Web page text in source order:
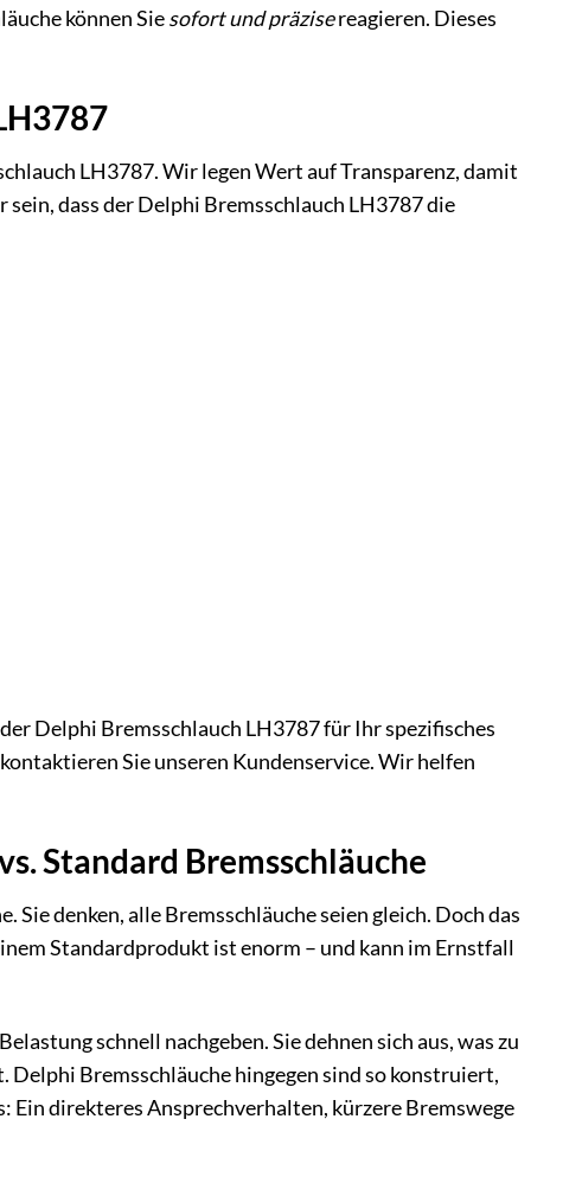
können Siesofort und präzisereagieren. Dieses
LH3787. Wir legen Wert auf Transparenz, damit
dass der Delphi Bremsschlauch LH3787 die
Delphi Bremsschlauch LH3787 für Ihr spezifisches
Sie unseren Kundenservice. Wir helfen
Standard Bremsschläuche
denken, alle Bremsschläuche seien gleich. Doch das
Standardprodukt ist enorm – und kann im Ernstfall
schnell nachgeben. Sie dehnen sich aus, was zu
Bremsschläuche hingegen sind so konstruiert,
Ein direkteres Ansprechverhalten, kürzere Bremswege